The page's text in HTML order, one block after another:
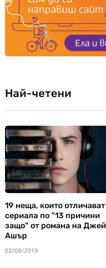
Най-четени
19 неща, които отличават
сериала по "13 причини
защо" от романа на Джей
Ашър
02/08/2019